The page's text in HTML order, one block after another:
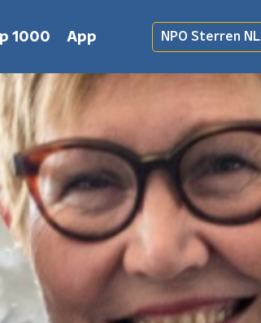
1000 App NPO Sterren NL